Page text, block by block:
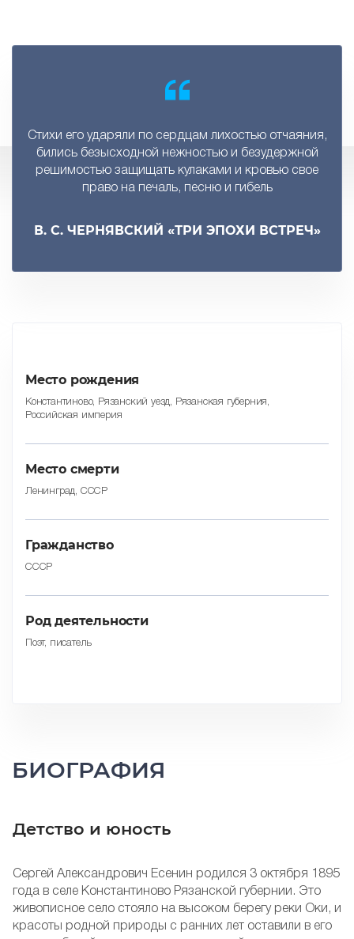
Стихи его ударяли по сердцам лихостью отчаяния,
бились безысходной нежностью и безудержной
решимостью защищать кулаками и кровью свое
право на печаль, песню и гибель
В. С. ЧЕРНЯВСКИЙ «ТРИ ЭПОХИ ВСТРЕЧ»
Место рождения
Константиново, Рязанский уезд, Рязанская губерния,
Российская империя
Место смерти
Ленинград, СССР
Гражданство
СССР
Род деятельности
Поэт, писатель
БИОГРАФИЯ
Детство и юность
Сергей Александрович Есенин родился 3 октября 1895
года в селе Константиново Рязанской губернии. Это
живописное село стояло на высоком берегу реки Оки, и
красоты родной природы с ранних лет оставили в его